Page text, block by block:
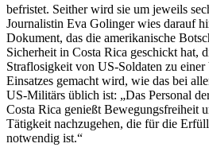
befristet. Seither wird sie um jeweils
Journalistin Eva Golinger wies darauf
Dokument, das die amerikanische
Sicherheit in Costa Rica geschickt hat,
Straflosigkeit von US-Soldaten zu einer
Einsatzes gemacht wird, wie das bei
US-Militärs üblich ist: „Das Personal
Costa Rica genießt Bewegungsfreiheit
Tätigkeit nachzugehen, die für die
notwendig ist.“